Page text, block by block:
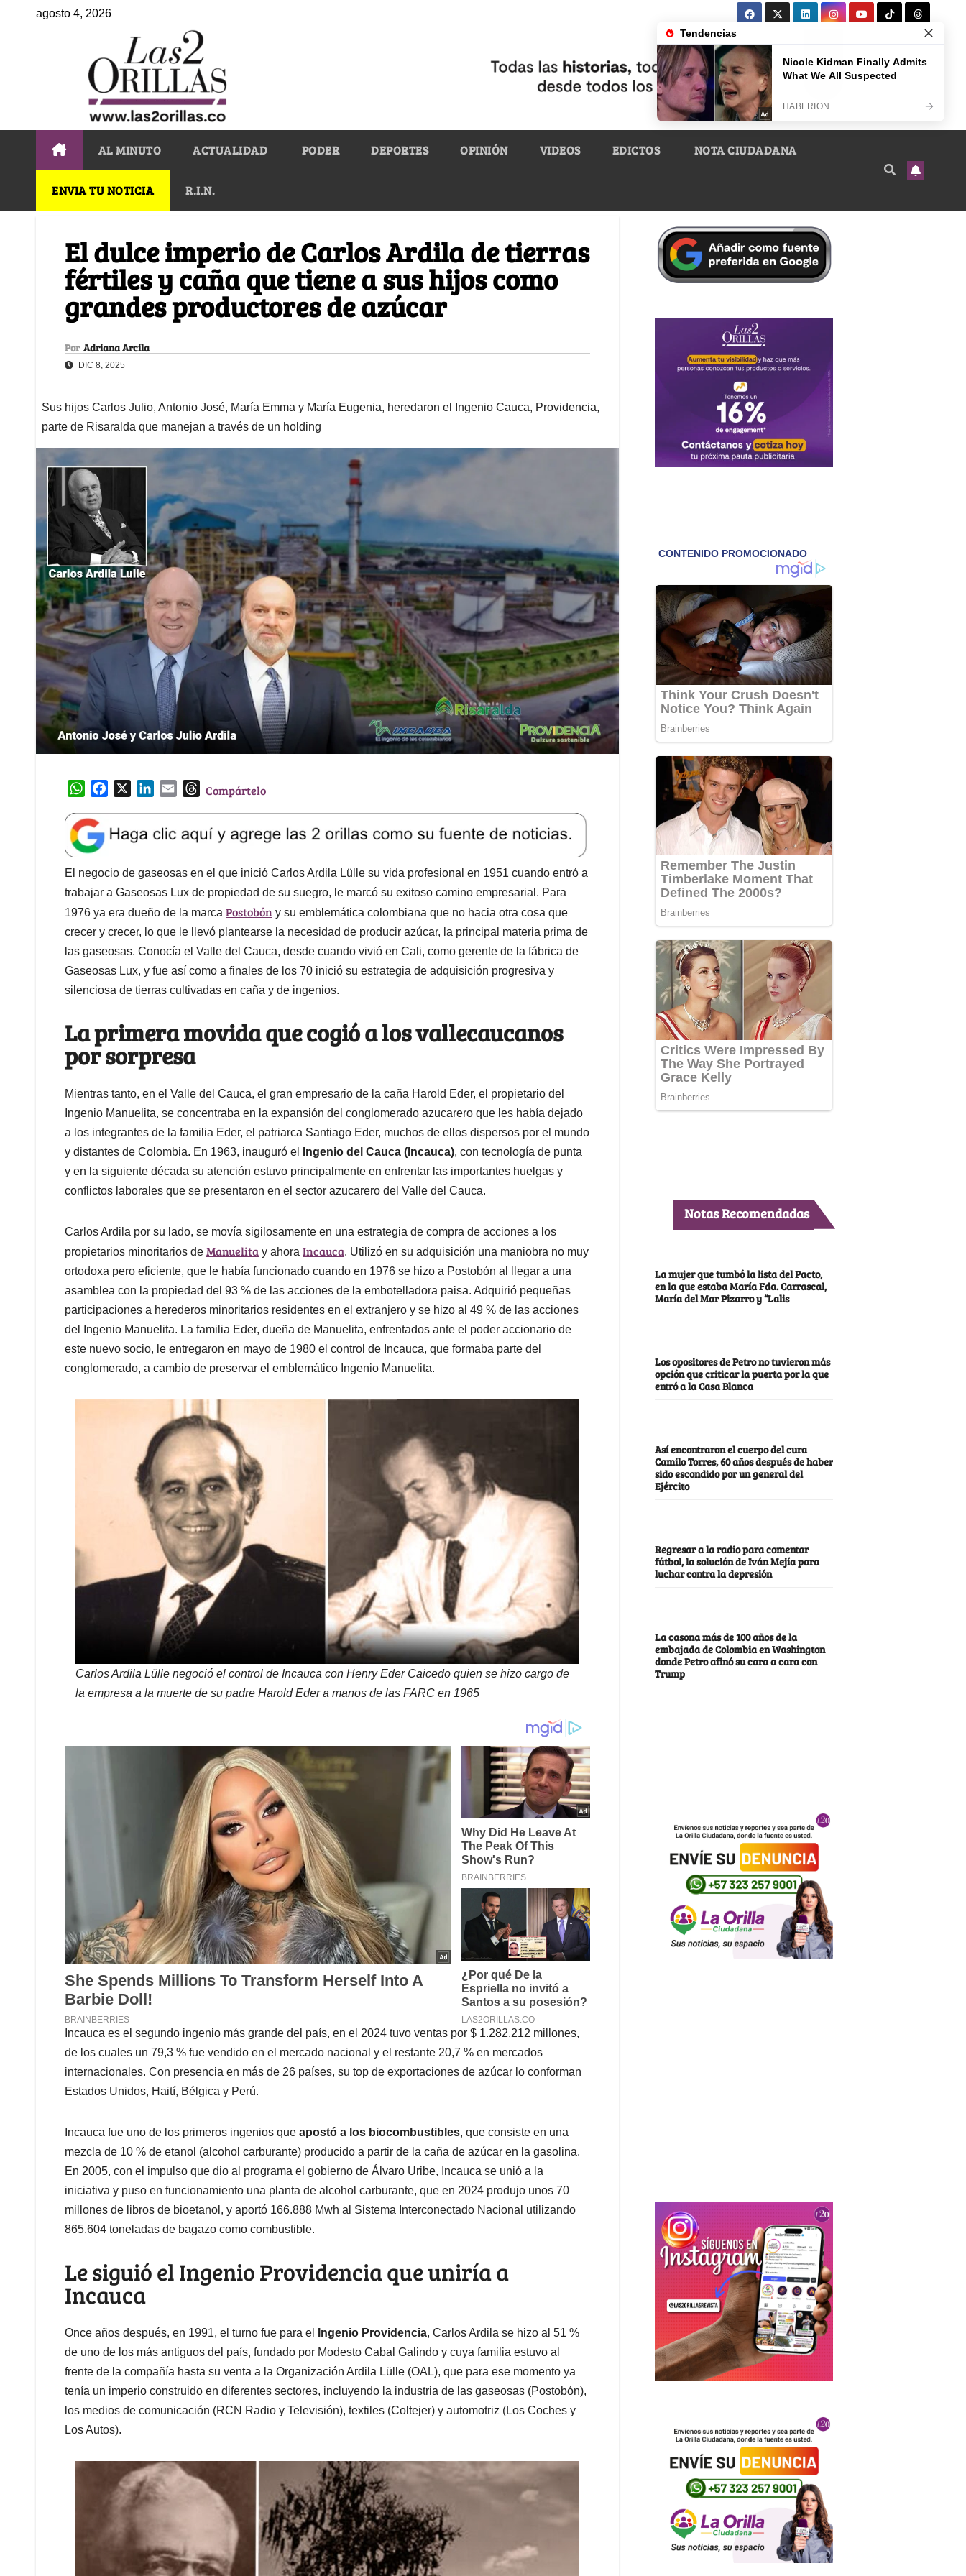
agosto 4, 2026
AL MINUTO ACTUALIDAD PODER DEPORTES OPINIÓN VIDEOS EDICTOS NOTA CIUDADANA
ENVIA TU NOTICIA R.I.N.
El dulce imperio de Carlos Ardila de tierras
fértiles y caña que tiene a sus hijos como
grandes productores de azúcar
Por Adriana Arcila
DIC 8, 2025
Sus hijos Carlos Julio, Antonio José, María Emma y María Eugenia, heredaron el Ingenio Cauca, Providencia,
parte de Risaralda que manejan a través de un holding
W
a
t
s
A
p
p
e
b
o
o
k
k
e
d
I
n
l
T
e
a
d
s
Compártelo
El negocio de gaseosas en el que inició Carlos Ardila Lülle su vida profesional en 1951 cuando entró a
trabajar a Gaseosas Lux de propiedad de su suegro, le marcó su exitoso camino empresarial. Para
1976 ya era dueño de la marca Postobón y su emblemática colombiana que no hacia otra cosa que
crecer y crecer, lo que le llevó plantearse la necesidad de producir azúcar, la principal materia prima de
las gaseosas. Conocía el Valle del Cauca, desde cuando vivió en Cali, como gerente de la fábrica de
Gaseosas Lux, y fue así como a finales de los 70 inició su estrategia de adquisición progresiva y
silenciosa de tierras cultivadas en caña y de ingenios.
La primera movida que cogió a los vallecaucanos
por sorpresa
Mientras tanto, en el Valle del Cauca, el gran empresario de la caña Harold Eder, el propietario del
Ingenio Manuelita, se concentraba en la expansión del conglomerado azucarero que les había dejado
a los integrantes de la familia Eder, el patriarca Santiago Eder, muchos de ellos dispersos por el mundo
y distantes de Colombia. En 1963, inauguró el
Ingenio del Cauca (Incauca), con tecnología de punta
y en la siguiente década su atención estuvo principalmente en enfrentar las importantes huelgas y
conflictos laborales que se presentaron en el sector azucarero del Valle del Cauca.
Carlos Ardila por su lado, se movía sigilosamente en una estrategia de compra de acciones a los
propietarios minoritarios de Manuelita y ahora Incauca. Utilizó en su adquisición una maniobra no muy
ortodoxa pero eficiente, que le había funcionado cuando en 1976 se hizo a Postobón al llegar a una
asamblea con la propiedad del 93 % de las acciones de la embotelladora paisa. Adquirió pequeñas
participaciones a herederos minoritarios residentes en el extranjero y se hizo al 49 % de las acciones
del Ingenio Manuelita. La familia Eder, dueña de Manuelita, enfrentados ante el poder accionario de
este nuevo socio, le entregaron en mayo de 1980 el control de Incauca, que formaba parte del
conglomerado, a cambio de preservar el emblemático Ingenio Manuelita.
Carlos Ardila Lülle negoció el control de Incauca con Henry Eder Caicedo quien se hizo cargo de
la empresa a la muerte de su padre Harold Eder a manos de las FARC en 1965
Incauca es el segundo ingenio más grande del país, en el 2024 tuvo ventas por $ 1.282.212 millones,
de los cuales un 79,3 % fue vendido en el mercado nacional y el restante 20,7 % en mercados
internacionales. Con presencia en más de 26 países, su top de exportaciones de azúcar lo conforman
Estados Unidos, Haití, Bélgica y Perú.
Incauca fue uno de los primeros ingenios que apostó a los biocombustibles, que consiste en una
mezcla de 10 % de etanol (alcohol carburante) producido a partir de la caña de azúcar en la gasolina.
En 2005, con el impulso que dio al programa el gobierno de Álvaro Uribe, Incauca se unió a la
iniciativa y puso en funcionamiento una planta de alcohol carburante, que en 2024 produjo unos 70
millones de libros de bioetanol, y aportó 166.888 Mwh al Sistema Interconectado Nacional utilizando
865.604 toneladas de bagazo como combustible.
Le siguió el Ingenio Providencia que uniría a
Incauca
Once años después, en 1991, el turno fue para el Ingenio Providencia, Carlos Ardila se hizo al 51 %
de uno de los más antiguos del país, fundado por Modesto Cabal Galindo y cuya familia estuvo al
frente de la compañía hasta su venta a la Organización Ardila Lülle (OAL), que para ese momento ya
tenía un imperio construido en diferentes sectores, incluyendo la industria de las gaseosas (Postobón),
los medios de comunicación (RCN Radio y Televisión), textiles (Coltejer) y automotriz (Los Coches y
Los Autos).
Notas Recomendadas
La mujer que tumbó la lista del Pacto,
en la que estaba María Fda. Carrascal,
María del Mar Pizarro y “Lalis
Los opositores de Petro no tuvieron más
opción que criticar la puerta por la que
entró a la Casa Blanca
Así encontraron el cuerpo del cura
Camilo Torres, 60 años después de haber
sido escondido por un general del
Ejército
Regresar a la radio para comentar
fútbol, la solución de Iván Mejía para
luchar contra la depresión
La casona más de 100 años de la
embajada de Colombia en Washington
donde Petro afinó su cara a cara con
Trump